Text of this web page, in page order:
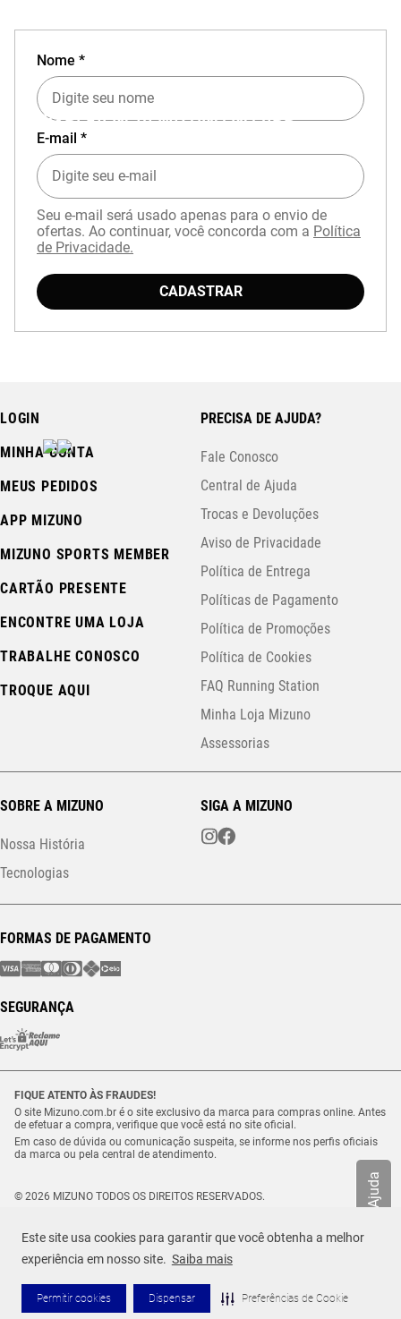
Este site usa cookies para garantir que você obtenha a melhor
experiência em nosso site. Saiba mais
Permitir cookies Dispensar Preferências de Cookie
Ajuda
TAMANHO
Selecione o seu tamanho
ADICIONAR AO CARRINHO
EXPERIÊNCIA MIZUNO NO APP
Baixe o aplicativo Mizuno e garanta15% OFF
APP15.
Nome *
E-mail *
Seu e-mail será usado apenas para o envio de
ofertas. Ao continuar, você concorda com a Política
de Privacidade.
CADASTRAR
LOGIN
MINHA CONTA
MEUS PEDIDOS
APP MIZUNO
MIZUNO SPORTS MEMBER
CARTÃO PRESENTE
ENCONTRE UMA LOJA
TRABALHE CONOSCO
TROQUE AQUI
PRECISA DE AJUDA?
Fale Conosco
Central de Ajuda
Trocas e Devoluções
Aviso de Privacidade
Política de Entrega
Políticas de Pagamento
Política de Promoções
Política de Cookies
FAQ Running Station
Minha Loja Mizuno
Assessorias
SOBRE A MIZUNO
Nossa História
Tecnologias
SIGA A MIZUNO
FORMAS DE PAGAMENTO
SEGURANÇA
FIQUE ATENTO ÀS FRAUDES!
O site Mizuno.com.br é o site exclusivo da marca para compras online. Antes
de efetuar a compra, verifique que você está no site oficial.
Em caso de dúvida ou comunicação suspeita, se informe nos perfis oficiais
da marca ou pela central de atendimento.
© 2026 MIZUNO TODOS OS DIREITOS RESERVADOS.
Estrada Municipal Luiz Lopes Neto, n.º 21 – Tenentes – CEP. 37.640-000 –
Extrema/MG